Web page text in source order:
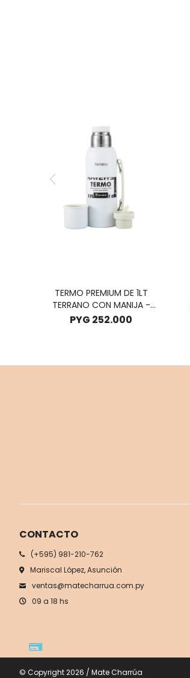
TERMO PREMIUM DE 1LT
TERRANO CON MANIJA -
BLANCO
PYG 252.000
CONTACTO
(+595) 981-210-762
Mariscal López, Asunción
ventas@matecharrua.com.py
09 a 18 hs
© Copyright 2026 / Mate Charrúa